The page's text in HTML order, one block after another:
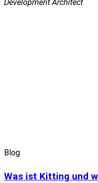
Development Architect
Blog
Was ist Kitting und